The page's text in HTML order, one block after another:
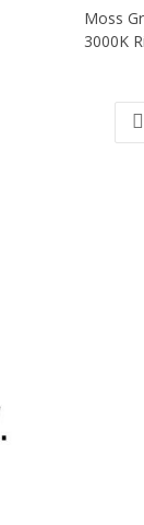
Moss
3000K